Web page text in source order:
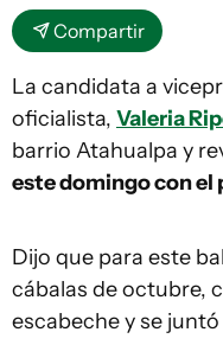
Compartir
La candidata a
oficialista, Valeria
barrio Atahualpa y
este domingo con el
Dijo que para este
cábalas de octubre,
escabeche y se